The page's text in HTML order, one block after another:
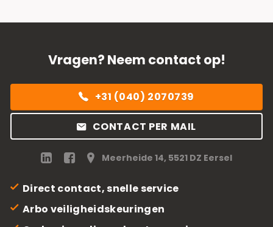
Vragen? Neem contact op!
+31 (040) 2070739
CONTACT PER MAIL
Meerheide 14, 5521 DZ Eersel
Direct contact, snelle service
Arbo veiligheidskeuringen